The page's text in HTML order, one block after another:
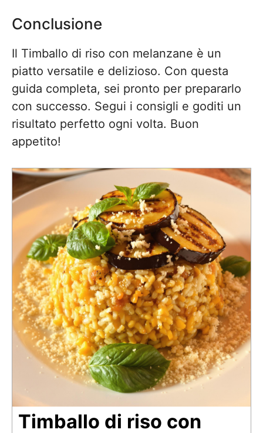
Conclusione
Il Timballo di riso con melanzane è un
piatto versatile e delizioso. Con questa
guida completa, sei pronto per prepararlo
con successo. Segui i consigli e goditi un
risultato perfetto ogni volta. Buon
appetito!
Timballo di riso con